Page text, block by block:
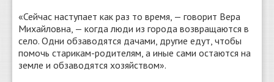
«Сейчас наступает как раз то время, — говорит Вера
Михайловна, — когда люди из города возвращаются в
село. Одни обзаводятся дачами, другие едут, чтобы
помочь старикам-родителям, а иные сами остаются на
земле и обзаводятся хозяйством».